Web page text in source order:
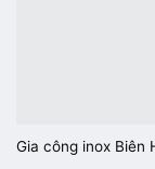
Gia công inox Biên